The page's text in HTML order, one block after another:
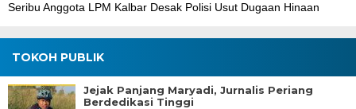
Seribu Anggota LPM Kalbar Desak Polisi Usut Dugaan Hinaan
TOKOH PUBLIK
Jejak Panjang Maryadi, Jurnalis Periang
Berdedikasi Tinggi